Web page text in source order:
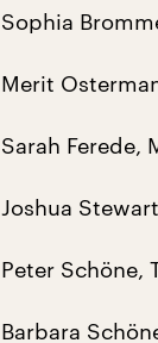
Sophia
Merit
Sarah Ferede,
Joshua
Peter Schöne,
Barbara